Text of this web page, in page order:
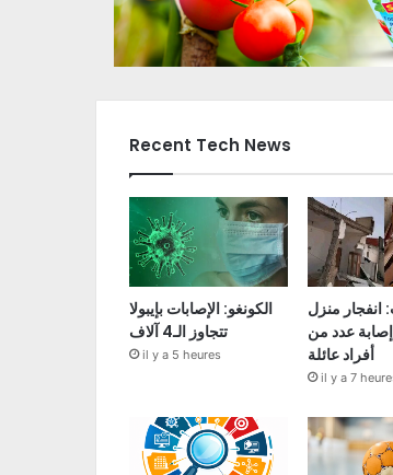
Recent Tech News
الكونغو: الإصابات بإيبولا
تتجاوز الـ4 آلاف
il y a 5 heures
انفجار منزل
عدد من
أفراد عائلة
il y a 7